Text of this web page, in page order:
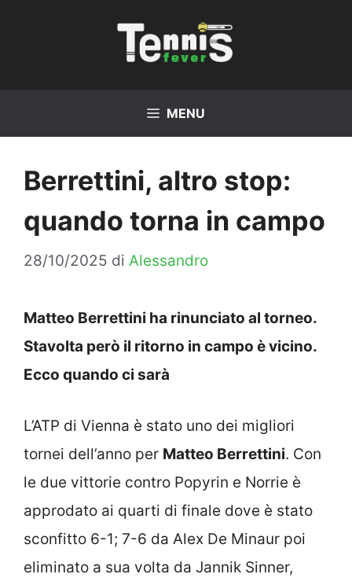
MENU
Berrettini, altro stop:
quando torna in campo
28/10/2025 di Alessandro
Matteo Berrettini ha rinunciato al torneo.
Stavolta però il ritorno in campo è vicino.
Ecco quando ci sarà
L’ATP di Vienna è stato uno dei migliori
tornei dell’anno per Matteo Berrettini. Con
le due vittorie contro Popyrin e Norrie è
approdato ai quarti di finale dove è stato
sconfitto 6-1; 7-6 da Alex De Minaur poi
eliminato a sua volta da Jannik Sinner,